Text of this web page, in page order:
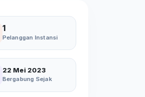
1
Pelanggan Instansi
22 Mei 2023
Bergabung Sejak